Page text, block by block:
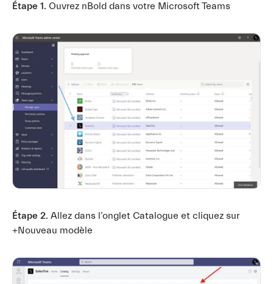
Étape 1. Ouvrez nBold dans votre Microsoft Teams
Étape 2. Allez dans l’onglet Catalogue et cliquez sur
+Nouveau modèle